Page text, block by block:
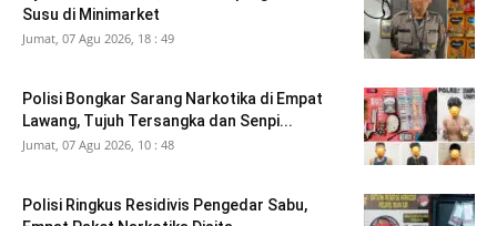
Susu di Minimarket
Jumat, 07 Agu 2026, 18 : 49
Polisi Bongkar Sarang Narkotika di Empat
Lawang, Tujuh Tersangka dan Senpi...
Jumat, 07 Agu 2026, 10 : 48
Polisi Ringkus Residivis Pengedar Sabu,